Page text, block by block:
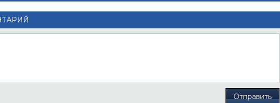
Отправить